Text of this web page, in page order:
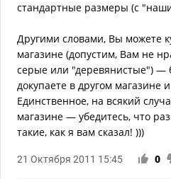
стандартные размеры (с
Другими словами, Вы можете
магазине (допустим, Вам не
серые или "деревянистые") —
докупаете в другом магазине
Единственное, на всякий
магазине — убедитесь, что
такие, как я вам сказал! )))
21 Октября 2011 15:45 0